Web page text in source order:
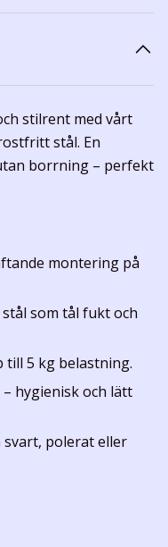
stilrent med vårt
stål. En
borrning – perfekt
montering på
som tål fukt och
till 5 kg belastning.
– hygienisk och lätt
svart, polerat eller